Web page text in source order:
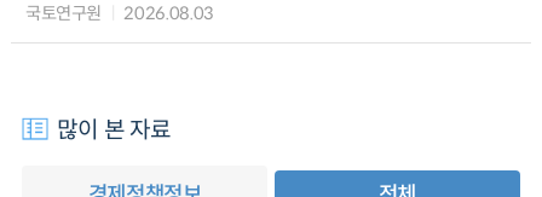
국토연구원 2026.08.03
많이 본 자료